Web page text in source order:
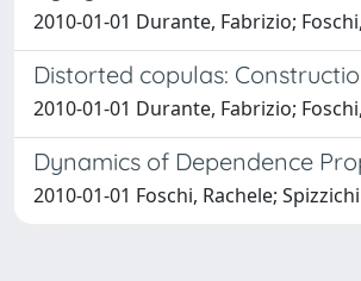
2010-01-01 Durante, Fabrizio;
Distorted copulas:
2010-01-01 Durante, Fabrizio;
Dynamics of Dependence
2010-01-01 Foschi, Rachele;